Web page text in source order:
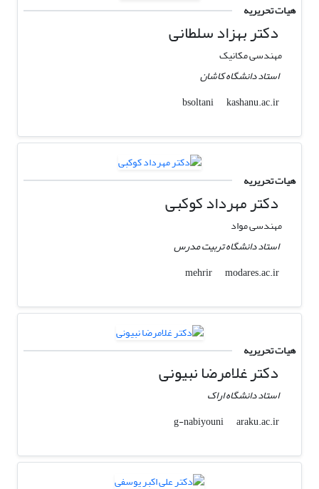
هیات تحریریه
دکتر بهزاد سلطانی
مهندسی مکانیک
استاد دانشگاه کاشان
bsoltani
kashanu.ac.ir
هیات تحریریه
دکتر مهرداد کوکبی
مهندسی مواد
استاد دانشگاه تربیت مدرس
mehrir
modares.ac.ir
هیات تحریریه
دکتر غلامرضا نبیونی
استاد دانشگاه اراک
g-nabiyouni
araku.ac.ir